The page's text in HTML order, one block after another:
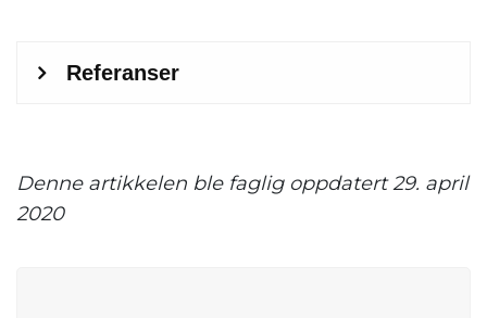
Denne artikkelen ble faglig oppdatert 29. april
2020